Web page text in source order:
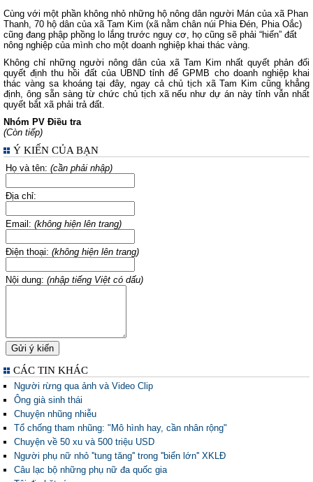
Cùng với một phần không nhỏ những hộ nông dân người Mán của xã Phan
Thanh, 70 hộ dân của xã Tam Kim (xã nằm chân núi Phia Đén, Phia Oắc)
cũng đang phập phồng lo lắng trước nguy cơ, họ cũng sẽ phải “hiến” đất
nông nghiệp của mình cho một doanh nghiệp khai thác vàng.
Không chỉ những người nông dân của xã Tam Kim nhất quyết phản đối
quyết định thu hồi đất của UBND tỉnh để GPMB cho doanh nghiệp khai
thác vàng sa khoáng tại đây, ngay cả chủ tịch xã Tam Kim cũng khẳng
định, ông sẵn sàng từ chức chủ tịch xã nếu như dự án này tỉnh vẫn nhất
quyết bắt xã phải trả đất.
Nhóm PV Điều tra
(Còn tiếp)
Ý KIẾN CỦA BẠN
Họ và tên: (cần phải nhập)
Địa chỉ:
Email: (không hiện lên trang)
Điện thoại: (không hiện lên trang)
Nội dung: (nhập tiếng Việt có dấu)
CÁC TIN KHÁC
Người rừng qua ảnh và Video Clip
Ông già sinh thái
Chuyện nhũng nhiễu
Tổ chống tham nhũng: "Mô hình hay, cần nhân rộng"
Chuyện về 50 xu và 500 triệu USD
Người phụ nữ nhỏ ''tung tăng'' trong ''biển lớn'' XKLĐ
Câu lạc bộ những phụ nữ đa quốc gia